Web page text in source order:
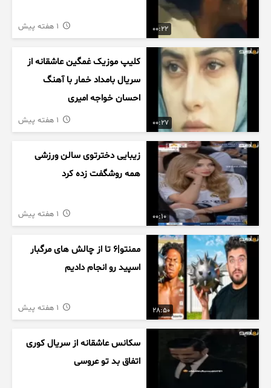
00:22
00:27
کلیپ موزیک غمگین عاشقانه از
سریال بامداد خمار با آهنگ
احسان خواجه امیری
00:10
زیبایی دخترتوی سالن ورزشی
همه روشگفت زده کرد
28:50
ممنتو|۶ تا از چالش های مرگبار
اسپید رو انجام دادیم
سکانس عاشقانه از سریال کوری
اتفاق بد تو عروسی